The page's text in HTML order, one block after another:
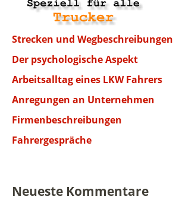
Strecken und Wegbeschreibungen
Der psychologische Aspekt
Arbeitsalltag eines LKW Fahrers
Anregungen an Unternehmen
Firmenbeschreibungen
Fahrergespräche
Neueste Kommentare